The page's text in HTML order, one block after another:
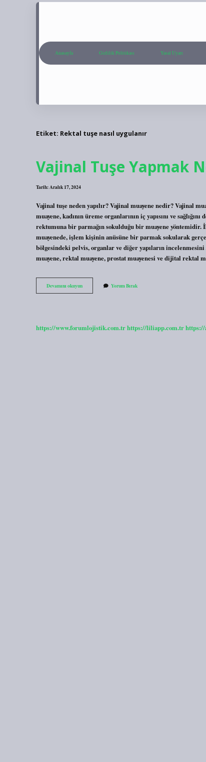
Anasayfa Gizlilik Politikası Yasal Uyarı
Etiket: Rektal tuşe nasıl uygulanır
Vajinal Tuşe Yapmak
Tarih: Aralık 17, 2024
Vajinal tuşe neden yapılır? Vajinal muayene nedir? Vajinal
muayene, kadının üreme organlarının iç yapısını ve
rektumuna bir parmağın sokulduğu bir muayene
muayenede, işlem kişinin anüsüne bir parmak sokularak
bölgesindeki pelvis, organlar ve diğer yapıların
muayene, rektal muayene, prostat muayenesi ve dijital rektal
Devamını okuyunVajinal
Tuşe
Yorum Bırak
https://www.forumlojistik.com.trhttps://liliapp.com.tr